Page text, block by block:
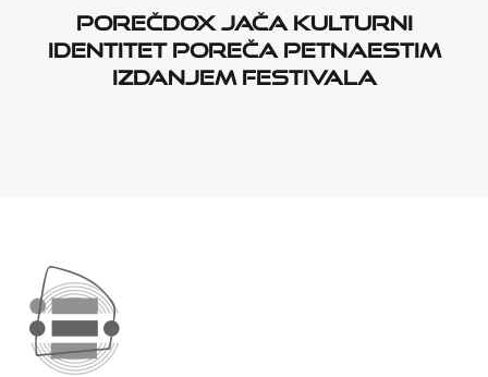
PorečDox jača kulturni
identitet Poreča petnaestim
izdanjem festivala